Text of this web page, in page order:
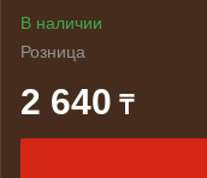
В наличии
Розница
2 640 ₸